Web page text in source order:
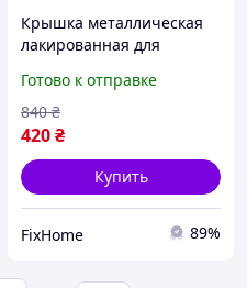
Крышка металлическая
лакированная для
Таламус 50 шт для
хранения овощей
фруктов и ягод
Готово к отправке
420₴
840 ₴
Купить
FixHome 89%